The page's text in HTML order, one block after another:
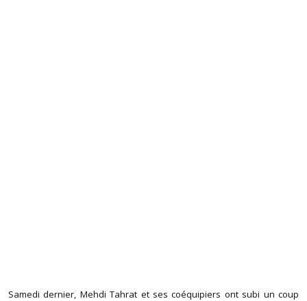
Samedi dernier, Mehdi Tahrat et ses coéquipiers ont subi un coup